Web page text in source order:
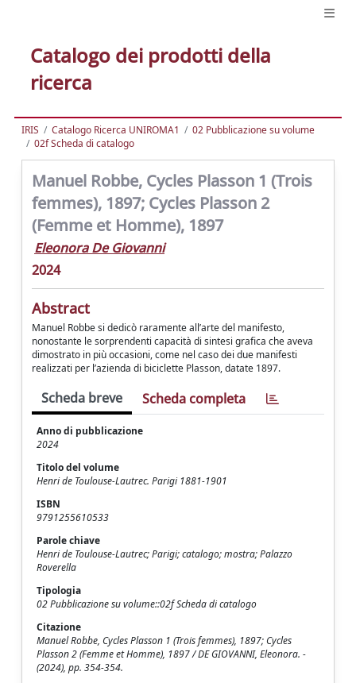
Catalogo dei prodotti della
ricerca
IRIS Catalogo Ricerca UNIROMA1
02 Pubblicazione su volume
02f Scheda di catalogo
Manuel Robbe, Cycles Plasson 1 (Trois
femmes), 1897; Cycles Plasson 2
(Femme et Homme), 1897
Eleonora De Giovanni
2024
Abstract
Manuel Robbe si dedicò raramente all’arte del manifesto,
nonostante le sorprendenti capacità di sintesi grafica che aveva
dimostrato in più occasioni, come nel caso dei due manifesti
realizzati per l’azienda di biciclette Plasson, datate 1897.
Scheda breve Scheda completa
Anno di pubblicazione
2024
Titolo del volume
Henri de Toulouse-Lautrec. Parigi 1881-1901
ISBN
9791255610533
Parole chiave
Henri de Toulouse-Lautrec; Parigi; catalogo; mostra; Palazzo
Roverella
Tipologia
02 Pubblicazione su volume::02f Scheda di catalogo
Citazione
Manuel Robbe, Cycles Plasson 1 (Trois femmes), 1897; Cycles
Plasson 2 (Femme et Homme), 1897 / DE GIOVANNI, Eleonora. -
(2024), pp. 354-354.